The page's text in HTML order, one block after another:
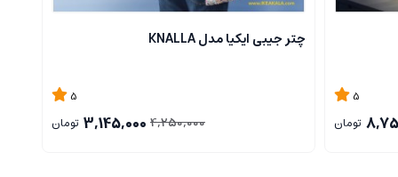
5
تومان
چتر جیبی ایکیا مدل KNALLA
5
4,250,000
3,145,000 تومان